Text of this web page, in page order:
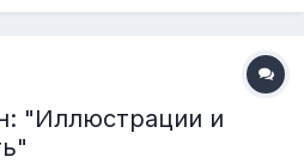
"Иллюстрации и